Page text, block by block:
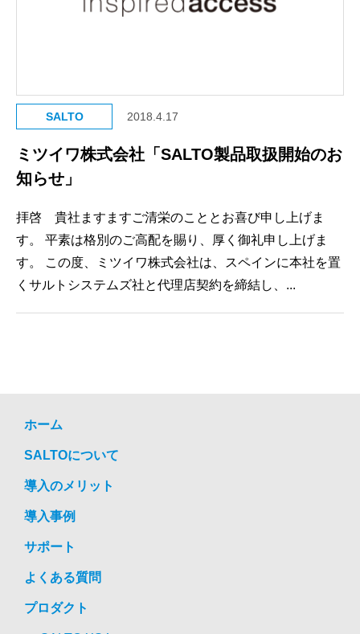
SALTO 2018.4.17
ミツイワ株式会社「SALTO製品取扱開始のお
知らせ」
拝啓 貴社ますますご清栄のこととお喜び申し上げま
す。 平素は格別のご高配を賜り、厚く御礼申し上げま
す。 この度、ミツイワ株式会社は、スペインに本社を置
くサルトシステムズ社と代理店契約を締結し、...
ホーム
SALTOについて
導入のメリット
導入事例
サポート
よくある質問
プロダクト